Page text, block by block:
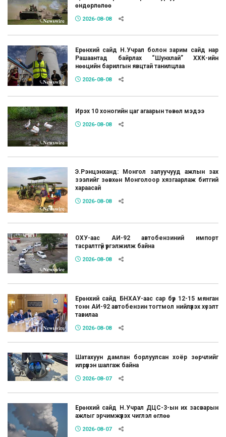
өндөрлөлөө
2026-08-08
Ерөнхий сайд Н.Учрал болон зарим сайд нар
Рашаантад байрлах “Шунхлай” ХХК-ийн
нөөцийн барилгын явцтай танилцлаа
2026-08-08
Ирэх 10 хоногийн цаг агаарын төвөл мэдээ
2026-08-08
Э.Рэнцэнханд: Монгол залуучууд ажлын зах
зээлийг зөвхөн Монголоор хязгаарлаж битгий
хараасай
2026-08-08
ОХУ-аас АИ-92 автобензиний импорт
тасралтгүй үргэлжилж байна
2026-08-08
Ерөнхий сайд БНХАУ-аас сар бүр 12-15 мянган
тонн АИ-92 автобензин тогтмол нийлүүлэх хүсэлт
тавилаа
2026-08-08
Шатахуун дамлан борлуулсан хоёр зөрчлийг
илрүүлэн шалгаж байна
2026-08-07
Ерөнхий сайд Н.Учрал ДЦС-3-ын их засварын
ажлыг эрчимжүүлэх чиглэл өглөө
2026-08-07